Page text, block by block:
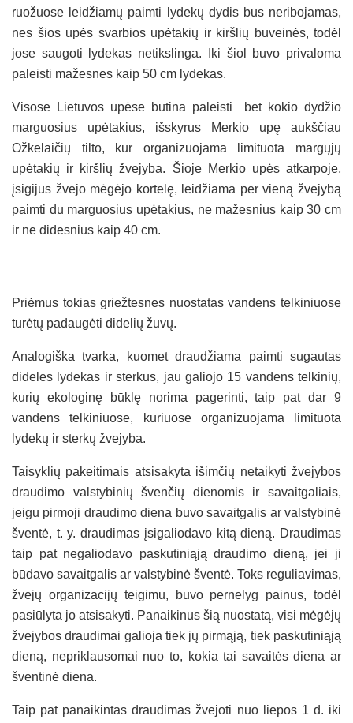
ruožuose leidžiamų paimti lydekų dydis bus neribojamas,
nes šios upės svarbios upėtakių ir kiršlių buveinės, todėl
jose saugoti lydekas netikslinga. Iki šiol buvo privaloma
paleisti mažesnes kaip 50 cm lydekas.
Visose Lietuvos upėse būtina paleisti bet kokio dydžio
marguosius upėtakius, išskyrus Merkio upę aukščiau
Ožkelaičių tilto, kur organizuojama limituota margųjų
upėtakių ir kiršlių žvejyba. Šioje Merkio upės atkarpoje,
įsigijus žvejo mėgėjo kortelę, leidžiama per vieną žvejybą
paimti du marguosius upėtakius, ne mažesnius kaip 30 cm
ir ne didesnius kaip 40 cm.
Priėmus tokias griežtesnes nuostatas vandens telkiniuose
turėtų padaugėti didelių žuvų.
Analogiška tvarka, kuomet draudžiama paimti sugautas
dideles lydekas ir sterkus, jau galiojo 15 vandens telkinių,
kurių ekologinę būklę norima pagerinti, taip pat dar 9
vandens telkiniuose, kuriuose organizuojama limituota
lydekų ir sterkų žvejyba.
Taisyklių pakeitimais atsisakyta išimčių netaikyti žvejybos
draudimo valstybinių švenčių dienomis ir savaitgaliais,
jeigu pirmoji draudimo diena buvo savaitgalis ar valstybinė
šventė, t. y. draudimas įsigaliodavo kitą dieną. Draudimas
taip pat negaliodavo paskutiniąją draudimo dieną, jei ji
būdavo savaitgalis ar valstybinė šventė. Toks reguliavimas,
žvejų organizacijų teigimu, buvo pernelyg painus, todėl
pasiūlyta jo atsisakyti. Panaikinus šią nuostatą, visi mėgėjų
žvejybos draudimai galioja tiek jų pirmąją, tiek paskutiniąją
dieną, nepriklausomai nuo to, kokia tai savaitės diena ar
šventinė diena.
Taip pat panaikintas draudimas žvejoti nuo liepos 1 d. iki